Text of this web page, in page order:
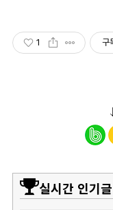
1 구
실시간 인기글